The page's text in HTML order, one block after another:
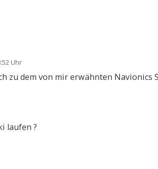
Uhr
zu dem von mir erwähnten Navionics
laufen ?